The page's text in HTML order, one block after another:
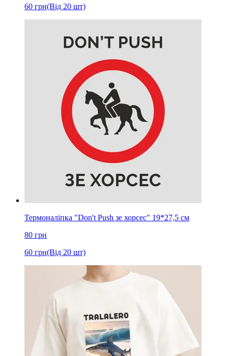
60 грн(Від 20 шт)
Термоналіпка "Don't Push зе хорсес" 19*27,5 см
80 грн
60 грн(Від 20 шт)